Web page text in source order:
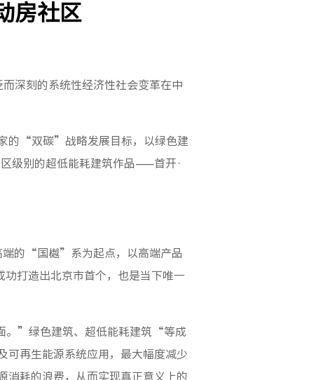
房社区
深刻的系统性经济性社会变革在中
的“双碳”战略发展目标，以绿色建
级别的超低能耗建筑作品——首开·
端的“国樾”系为起点，以高端产品
打造出北京市首个，也是当下唯一
。”绿色建筑、超低能耗建筑“等成
可再生能源系统应用，最大幅度减少
消耗的浪费，从而实现真正意义上的